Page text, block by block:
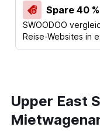
Spare 40
SWOODOO
Reise-Websites in
Upper East